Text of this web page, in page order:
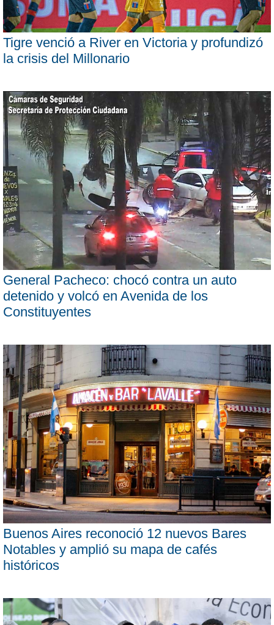
Tigre venció a River en Victoria y profundizó
la crisis del Millonario
General Pacheco: chocó contra un auto
detenido y volcó en Avenida de los
Constituyentes
Buenos Aires reconoció 12 nuevos Bares
Notables y amplió su mapa de cafés
históricos